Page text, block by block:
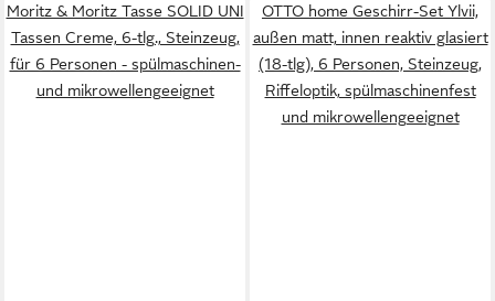
Moritz & Moritz Tasse SOLID UNI
Tassen Creme, 6-tlg., Steinzeug,
für 6 Personen - spülmaschinen-
und mikrowellengeeignet
OTTO home Geschirr-Set Ylvii,
außen matt, innen reaktiv glasiert
(18-tlg), 6 Personen, Steinzeug,
Riffeloptik, spülmaschinenfest
und mikrowellengeeignet